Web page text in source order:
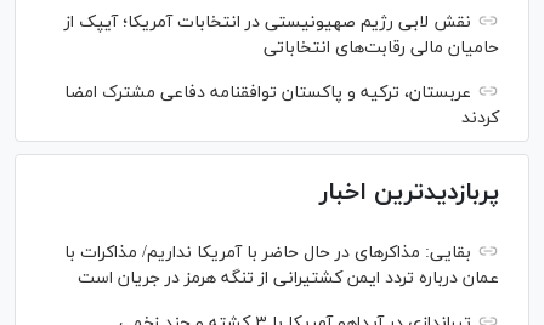
نقش لابی رژیم صهیونیستی در انتخابات آمریکا؛ آیپک از
حامیان مالی رقابت‌های انتخاباتی
عربستان، ترکیه و پاکستان توافقنامه دفاعی مشترک امضا
کردند
پربازدیدترین اخبار
بقایی: مذاکره‎ای در حال حاضر با آمریکا نداریم/ مذاکرات با
عمان درباره تردد ایمن کشتیرانی از تنگه هرمز در جریان است